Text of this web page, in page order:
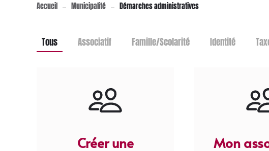
Accueil Municipalité Démarches administratives
Tous Associatif Famille/Scolarité Identité
Créer une
Mon